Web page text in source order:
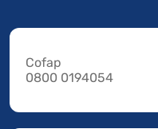
Cofap
0800 0194054